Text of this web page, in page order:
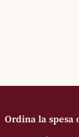
Ordina la spesa